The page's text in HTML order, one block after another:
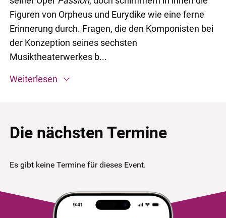
Figuren von Orpheus und Eurydike wie eine ferne
Erinnerung durch. Fragen, die den Komponisten bei
der Konzeption seines sechsten
Musiktheaterwerkes b...
Weiterlesen
Die nächsten Termine
Es gibt keine Termine für dieses Event.